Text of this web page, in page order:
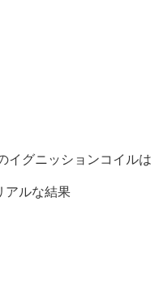
イグニッションコイルは
アルな結果